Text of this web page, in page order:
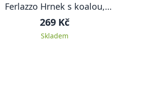
Ferlazzo Hrnek s koalou,
kolorovaný
269 Kč
Skladem